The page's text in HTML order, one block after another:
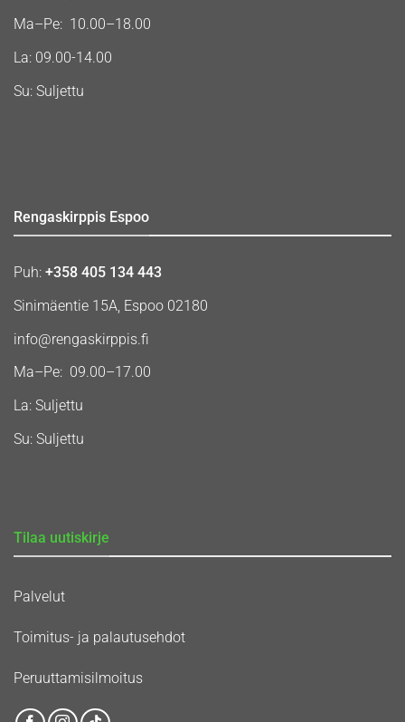
Ma–Pe: 10.00–18.00
La: 09.00-14.00
Su: Suljettu
Rengaskirppis Espoo
Puh: +358 405 134 443
Sinimäentie 15A, Espoo 02180
info@rengaskirppis.fi
Ma–Pe: 09.00–17.00
La: Suljettu
Su: Suljettu
Tilaa uutiskirje
Palvelut
Toimitus- ja palautusehdot
Peruuttamisilmoitus